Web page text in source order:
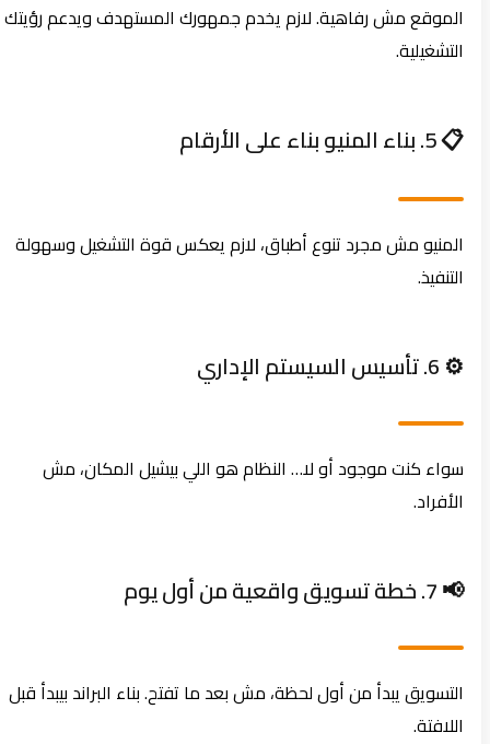
الموقع مش رفاهية. لازم يخدم جمهورك المستهدف ويدعم رؤيتك
التشغيلية.
📋 5. بناء المنيو بناء على الأرقام
المنيو مش مجرد تنوع أطباق، لازم يعكس قوة التشغيل وسهولة
التنفيذ.
سواء كنت موجود أو لا… النظام هو اللي بيشيل المكان، مش
الأفراد.
📢 7. خطة تسويق واقعية من أول يوم
التسويق يبدأ من أول لحظة، مش بعد ما تفتح. بناء البراند بيبدأ قبل
اللافتة.